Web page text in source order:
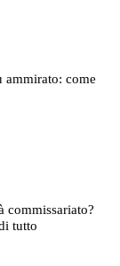
come
commissariato?
tutto